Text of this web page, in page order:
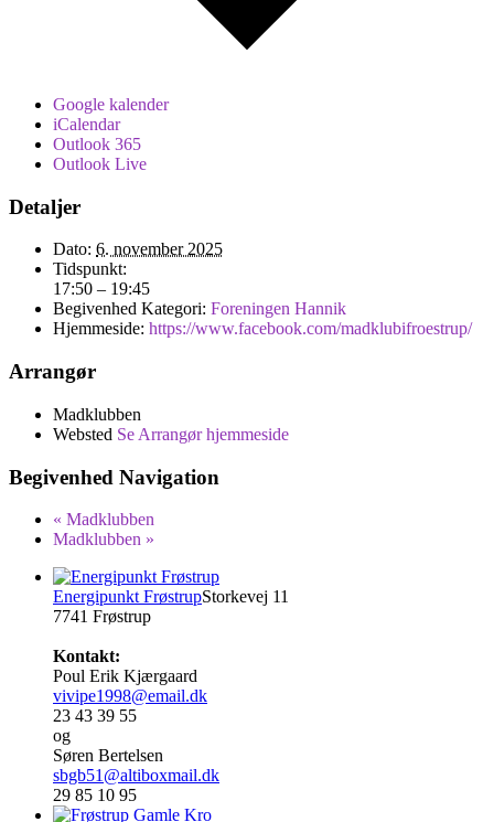
Google kalender
iCalendar
Outlook 365
Outlook Live
Detaljer
Dato: 6. november 2025
Tidspunkt:
17:50 – 19:45
Begivenhed Kategori: Foreningen Hannik
Hjemmeside: https://www.facebook.com/madklubifroestrup/
Arrangør
Madklubben
Websted Se Arrangør hjemmeside
Begivenhed Navigation
« Madklubben
Madklubben »
Energipunkt FrøstrupStorkevej 11
7741 Frøstrup
Kontakt:
Poul Erik Kjærgaard
vivipe1998@email.dk
23 43 39 55
og
Søren Bertelsen
sbgb51@altiboxmail.dk
29 85 10 95